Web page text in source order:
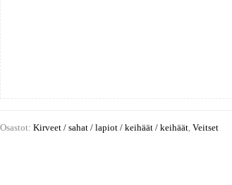
Osastot: Kirveet / sahat / lapiot / keihäät / keihäät Veitset